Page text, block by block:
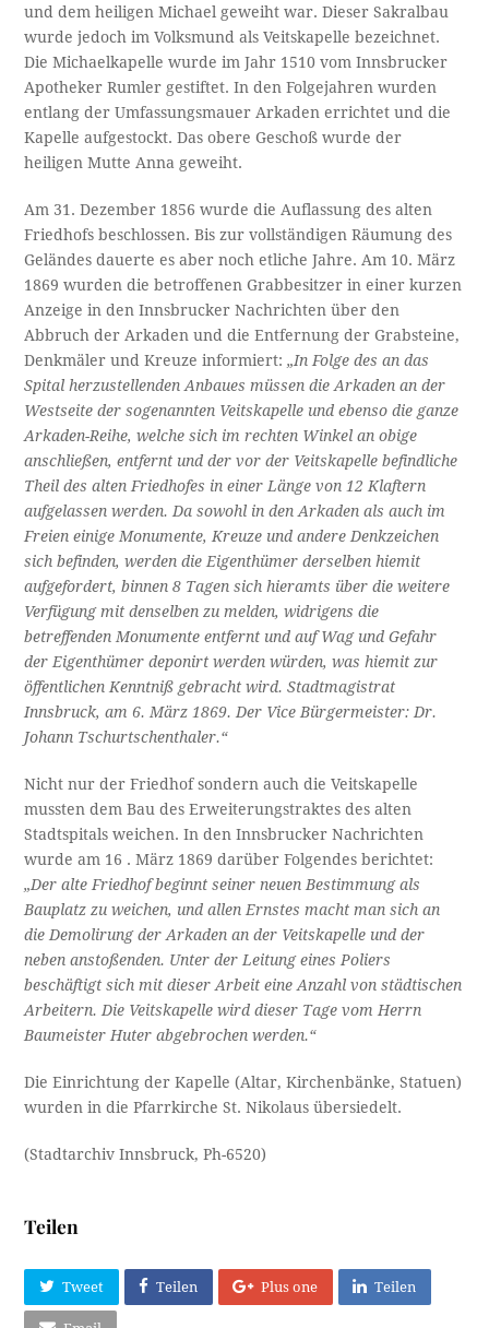
und dem heiligen Michael geweiht war. Dieser Sakralbau
wurde jedoch im Volksmund als Veitskapelle bezeichnet.
Die Michaelkapelle wurde im Jahr 1510 vom Innsbrucker
Apotheker Rumler gestiftet. In den Folgejahren wurden
entlang der Umfassungsmauer Arkaden errichtet und die
Kapelle aufgestockt. Das obere Geschoß wurde der
heiligen Mutte Anna geweiht.
Am 31. Dezember 1856 wurde die Auflassung des alten
Friedhofs beschlossen. Bis zur vollständigen Räumung des
Geländes dauerte es aber noch etliche Jahre. Am 10. März
1869 wurden die betroffenen Grabbesitzer in einer kurzen
Anzeige in den Innsbrucker Nachrichten über den
Abbruch der Arkaden und die Entfernung der Grabsteine,
Denkmäler und Kreuze informiert: „In Folge des an das
Spital herzustellenden Anbaues müssen die Arkaden an der
Westseite der sogenannten Veitskapelle und ebenso die ganze
Arkaden-Reihe, welche sich im rechten Winkel an obige
anschließen, entfernt und der vor der Veitskapelle befindliche
Theil des alten Friedhofes in einer Länge von 12 Klaftern
aufgelassen werden. Da sowohl in den Arkaden als auch im
Freien einige Monumente, Kreuze und andere Denkzeichen
sich befinden, werden die Eigenthümer derselben hiemit
aufgefordert, binnen 8 Tagen sich hieramts über die weitere
Verfügung mit denselben zu melden, widrigens die
betreffenden Monumente entfernt und auf Wag und Gefahr
der Eigenthümer deponirt werden würden, was hiemit zur
öffentlichen Kenntniß gebracht wird. Stadtmagistrat
Innsbruck, am 6. März 1869. Der Vice Bürgermeister: Dr.
Johann Tschurtschenthaler.“
Nicht nur der Friedhof sondern auch die Veitskapelle
mussten dem Bau des Erweiterungstraktes des alten
Stadtspitals weichen. In den Innsbrucker Nachrichten
wurde am 16 . März 1869 darüber Folgendes berichtet:
„Der alte Friedhof beginnt seiner neuen Bestimmung als
Bauplatz zu weichen, und allen Ernstes macht man sich an
die Demolirung der Arkaden an der Veitskapelle und der
neben anstoßenden. Unter der Leitung eines Poliers
beschäftigt sich mit dieser Arbeit eine Anzahl von städtischen
Arbeitern. Die Veitskapelle wird dieser Tage vom Herrn
Baumeister Huter abgebrochen werden.“
Die Einrichtung der Kapelle (Altar, Kirchenbänke, Statuen)
wurden in die Pfarrkirche St. Nikolaus übersiedelt.
(Stadtarchiv Innsbruck, Ph-6520)
Teilen
Tweet Teilen Plus one Teilen